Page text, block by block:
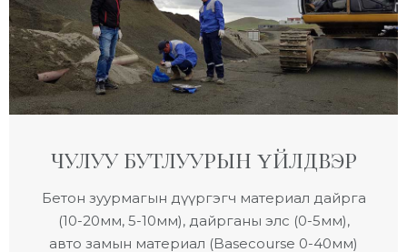
ЧУЛУУ БУТЛУУРЫН ҮЙЛДВЭР
Бетон зуурмагын дүүргэгч материал дайрга
(10-20мм, 5-10мм), дайрганы элс (0-5мм),
авто замын материал (Basecourse 0-40мм)